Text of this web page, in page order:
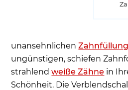
unansehnlichen
ungünstigen, schiefen
strahlendweiße Zähne in
Schönheit. Die